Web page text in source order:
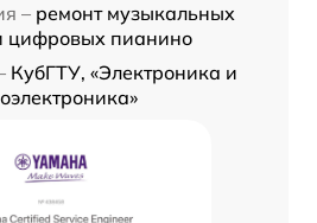
– ремонт музыкальных
цифровых пианино
КубГТУ, «Электроника и